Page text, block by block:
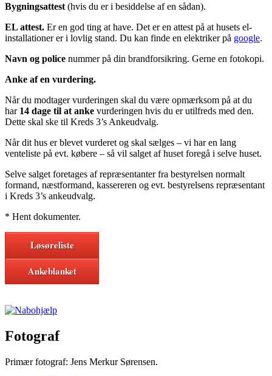
Bygningsattest (hvis du er i besiddelse af en sådan).
EL attest. Er en god ting at have. Det er en attest på at husets el-
installationer er i lovlig stand. Du kan finde en elektriker på google.
Navn og police nummer på din brandforsikring. Gerne en fotokopi.
Anke af en vurdering.
Når du modtager vurderingen skal du være opmærksom på at du
har 14 dage til at anke vurderingen hvis du er utilfreds med den.
Dette skal ske til Kreds 3’s Ankeudvalg.
Når dit hus er blevet vurderet og skal sælges – vi har en lang
venteliste på evt. købere – så vil salget af huset foregå i selve huset.
Selve salget foretages af repræsentanter fra bestyrelsen normalt
formand, næstformand, kassereren og evt. bestyrelsens repræsentant
i Kreds 3’s ankeudvalg.
* Hent dokumenter.
Løsøreliste
Ankeblanket
Fotograf
Primær fotograf: Jens Merkur Sørensen.